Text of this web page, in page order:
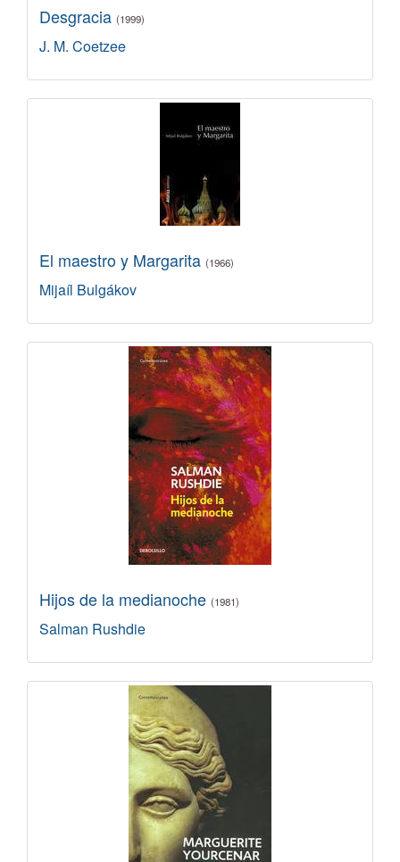
Desgracia (1999)
J. M. Coetzee
El maestro y Margarita (1966)
Mijaíl Bulgákov
Hijos de la medianoche (1981)
Salman Rushdie